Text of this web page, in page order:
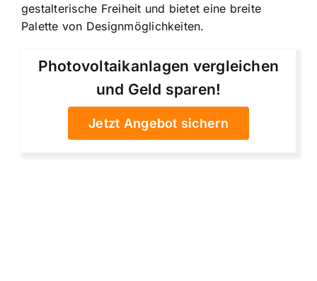
gestalterische Freiheit und bietet eine breite
Palette von Designmöglichkeiten.
Photovoltaikanlagen vergleichen
und Geld sparen!
Jetzt Angebot sichern